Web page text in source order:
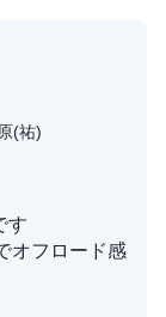
(祐)
す
オフロード感